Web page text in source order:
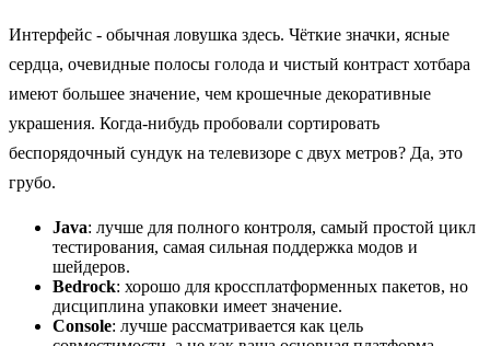
Интерфейс - обычная ловушка здесь. Чёткие значки, ясные
сердца, очевидные полосы голода и чистый контраст хотбара
имеют большее значение, чем крошечные декоративные
украшения. Когда-нибудь пробовали сортировать
беспорядочный сундук на телевизоре с двух метров? Да, это
грубо.
Java: лучше для полного контроля, самый простой цикл
тестирования, самая сильная поддержка модов и
шейдеров.
Bedrock: хорошо для кроссплатформенных пакетов, но
дисциплина упаковки имеет значение.
Console: лучше рассматривается как цель